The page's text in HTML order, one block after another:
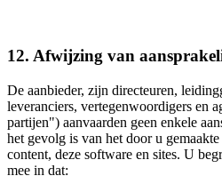
12. Afwijzing van
De aanbieder, zijn directeuren,
leveranciers, vertegenwoordigers en
partijen") aanvaarden geen enkele
het gevolg is van het door u
content, deze software en sites. U
mee in dat: